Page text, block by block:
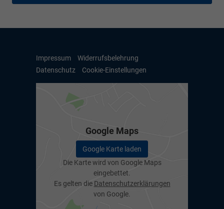
Impressum
Widerrufsbelehrung
Datenschutz
Cookie-Einstellungen
Google Maps
Google Karte laden
Die Karte wird von Google Maps
eingebettet.
Es gelten die Datenschutzerklärungen
von Google.